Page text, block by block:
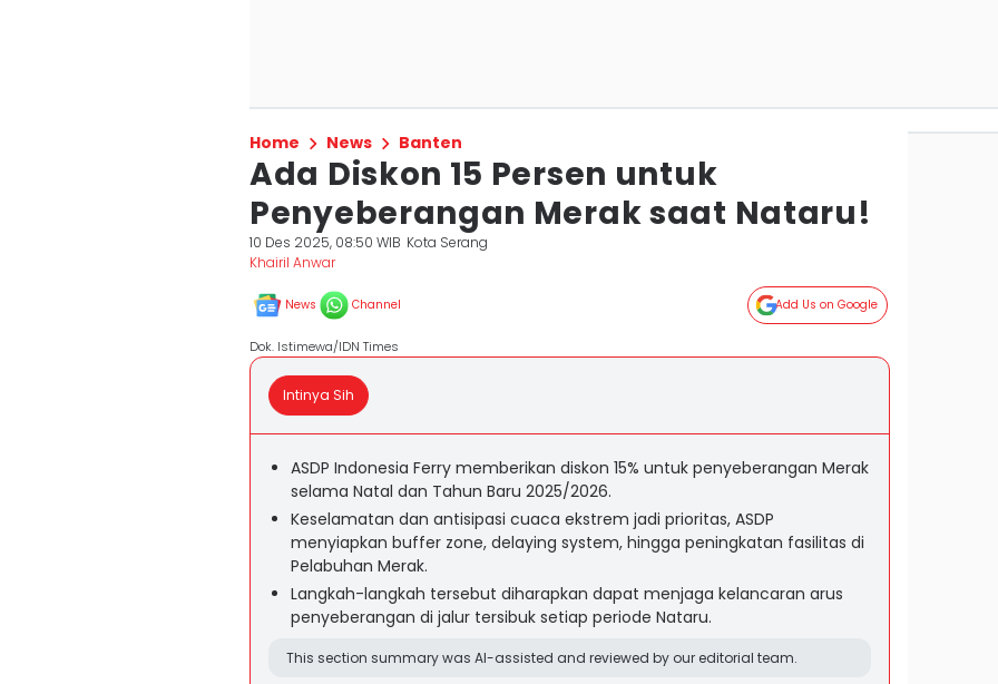
Home News Banten
Ada Diskon 15 Persen untuk
Penyeberangan Merak saat Nataru!
10 Des 2025, 08:50 WIB Kota Serang
Khairil Anwar
News Channel Add Us on Google
Dok. Istimewa/IDN Times
Intinya Sih
ASDP Indonesia Ferry memberikan diskon 15% untuk penyeberangan Merak
selama Natal dan Tahun Baru 2025/2026.
Keselamatan dan antisipasi cuaca ekstrem jadi prioritas, ASDP
menyiapkan buffer zone, delaying system, hingga peningkatan fasilitas di
Pelabuhan Merak.
Langkah-langkah tersebut diharapkan dapat menjaga kelancaran arus
penyeberangan di jalur tersibuk setiap periode Nataru.
This section summary was AI-assisted and reviewed by our editorial team.